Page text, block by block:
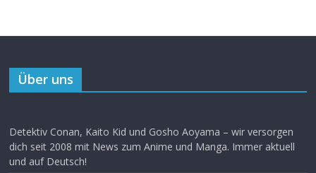
Über uns
Detektiv Conan, Kaito Kid und Gosho Aoyama – wir versorgen
dich seit 2008 mit News zum Anime und Manga. Immer aktuell
und auf Deutsch!